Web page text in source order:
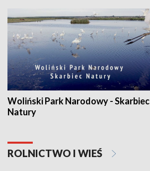
Woliński Park Narodowy - Skarbiec
Natury
ROLNICTWO I WIEŚ